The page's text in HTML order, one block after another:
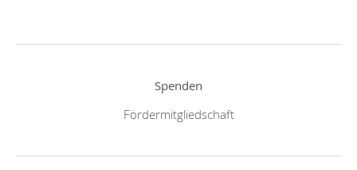
Spenden
Fördermitgliedschaft